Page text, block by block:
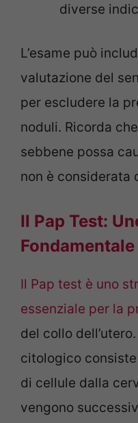
diverse
L’esame può
valutazione del
per escludere la
noduli. Ricorda
sebbene possa
non è considerata
Il Pap Test:
Il Pap test è uno
essenziale per la
del collo
citologico
di cellule dalla
vengono